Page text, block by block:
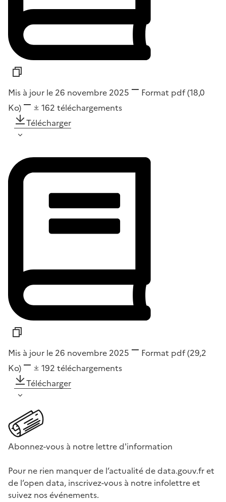
Mis à jour le 26 novembre 2025 Format pdf(18,0
Ko)
162 téléchargements
Télécharger
Mis à jour le 26 novembre 2025 Format pdf(29,2
Ko)
192 téléchargements
Télécharger
Abonnez-vous à notre lettre d'information
Pour ne rien manquer de l’actualité de data.gouv.fr et
de l’open data, inscrivez-vous à notre infolettre et
suivez nos événements.